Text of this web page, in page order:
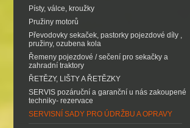
Písty, válce, kroužky
Pružiny motorů
Převodovky sekaček, pastorky pojezdové díly ,
pružiny, ozubena kola
Řemeny pojezdové / sečení pro sekačky a
zahradní traktory
ŘETĚZY, LIŠTY A ŘETĚZKY
SERVIS pozáruční a garanční u nás zakoupené
techniky- rezervace
SERVISNÍ SADY PRO ÚDRŽBU A OPRAVY